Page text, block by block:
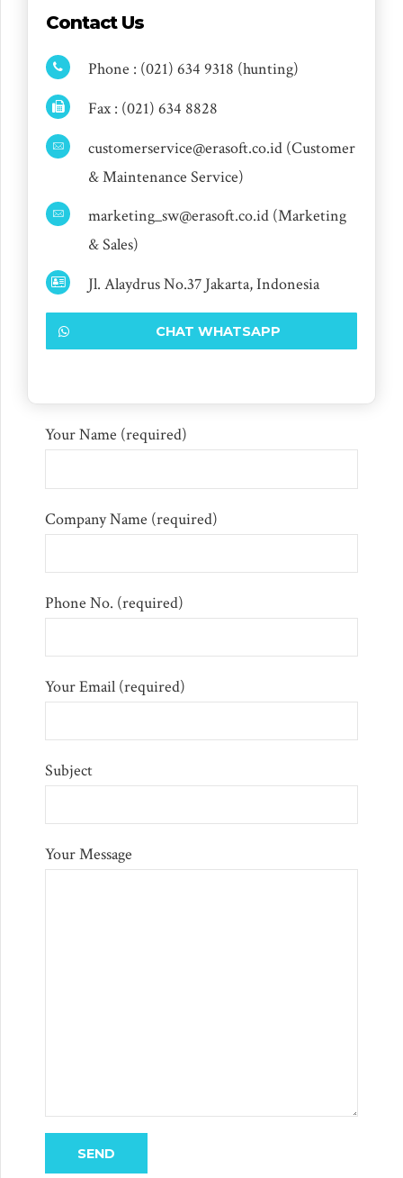
Contact Us
Phone : (021) 634 9318 (hunting)
Fax : (021) 634 8828
customerservice@erasoft.co.id (Customer
& Maintenance Service)
marketing_sw@erasoft.co.id (Marketing
& Sales)
Jl. Alaydrus No.37 Jakarta, Indonesia
CHAT WHATSAPP
Your Name (required)
Company Name (required)
Phone No. (required)
Your Email (required)
Subject
Your Message